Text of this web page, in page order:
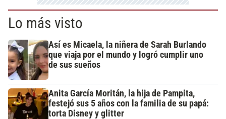
Lo más visto
Así es Micaela, la niñera de Sarah Burlando
que viaja por el mundo y logró cumplir uno
de sus sueños
Anita García Moritán, la hija de Pampita,
festejó sus 5 años con la familia de su papá:
torta Disney y glitter